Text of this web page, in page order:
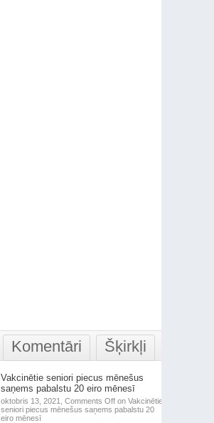
Komentāri Šķirkļi
Vakcinētie seniori piecus mēnešus
saņems pabalstu 20 eiro mēnesī
oktobris 13, 2021, Comments Offon Vakcinētie
seniori piecus mēnešus saņems pabalstu 20
eiro mēnesī